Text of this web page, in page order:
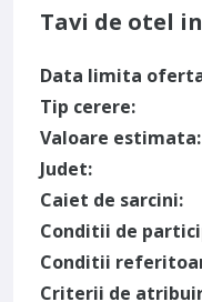
Tavi de otel
Data limita
Tip cerere:
Valoare estimata:
Judet:
Caiet de sarcini:
Conditii de
Conditii
Criterii de